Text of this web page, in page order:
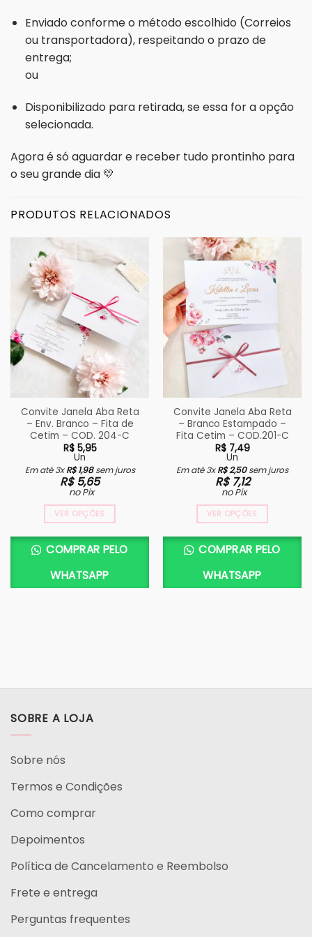
Enviado conforme o método escolhido (Correios
ou transportadora), respeitando o prazo de
entrega;
ou
Disponibilizado para retirada, se essa for a opção
selecionada.
Agora é só aguardar e receber tudo prontinho para
o seu grande dia 💛
PRODUTOS RELACIONADOS
Convite Janela Aba Reta
– Env. Branco – Fita de
Cetim – COD. 204-C
R$5,95
Un
Em até 3xR$1,98sem juros
R$5,65
no Pix
VER OPÇÕES
COMPRAR PELO
WHATSAPP
Convite Janela Aba Reta
– Branco Estampado –
Fita Cetim – COD.201-C
R$7,49
Un
Em até 3xR$2,50sem juros
R$7,12
no Pix
VER OPÇÕES
COMPRAR PELO
WHATSAPP
SOBRE A LOJA
Sobre nós
Termos e Condições
Como comprar
Depoimentos
Política de Cancelamento e Reembolso
Frete e entrega
Perguntas frequentes